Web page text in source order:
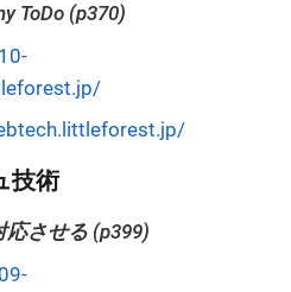
ToDo (p370)
技術
応させる (p399)